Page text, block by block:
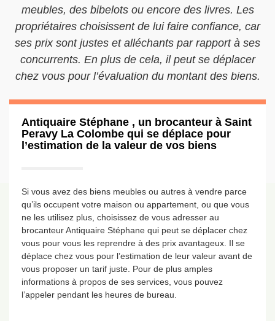
meubles, des bibelots ou encore des livres. Les
propriétaires choisissent de lui faire confiance, car
ses prix sont justes et alléchants par rapport à ses
concurrents. En plus de cela, il peut se déplacer
chez vous pour l’évaluation du montant des biens.
Antiquaire Stéphane , un brocanteur à Saint
Peravy La Colombe qui se déplace pour
l’estimation de la valeur de vos biens
Si vous avez des biens meubles ou autres à vendre parce
qu’ils occupent votre maison ou appartement, ou que vous
ne les utilisez plus, choisissez de vous adresser au
brocanteur Antiquaire Stéphane qui peut se déplacer chez
vous pour vous les reprendre à des prix avantageux. Il se
déplace chez vous pour l’estimation de leur valeur avant de
vous proposer un tarif juste. Pour de plus amples
informations à propos de ses services, vous pouvez
l’appeler pendant les heures de bureau.